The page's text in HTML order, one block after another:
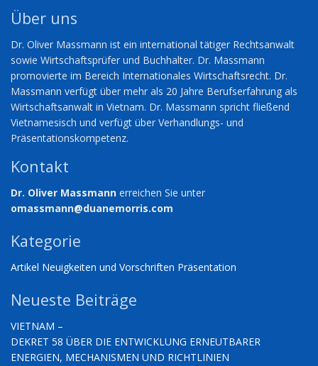
Über uns
Dr. Oliver Massmann ist ein international tätiger Rechtsanwalt
sowie Wirtschaftsprüfer und Buchhalter. Dr. Massmann
promovierte im Bereich Internationales Wirtschaftsrecht. Dr.
Massmann verfügt über mehr als 20 Jahre Berufserfahrung als
Wirtschaftsanwalt in Vietnam. Dr. Massmann spricht fließend
Vietnamesisch und verfügt über Verhandlungs- und
Präsentationskompetenz.
Kontakt
Dr. Oliver Massmann erreichen Sie unter
omassmann@duanemorris.com
Kategorie
Artikel Neuigkeiten und Vorschriften Präsentation
Neueste Beiträge
VIETNAM –
DEKRET 58 ÜBER DIE ENTWICKLUNG ERNEUTBARER
ENERGIEN, MECHANISMEN UND RICHTLINIEN